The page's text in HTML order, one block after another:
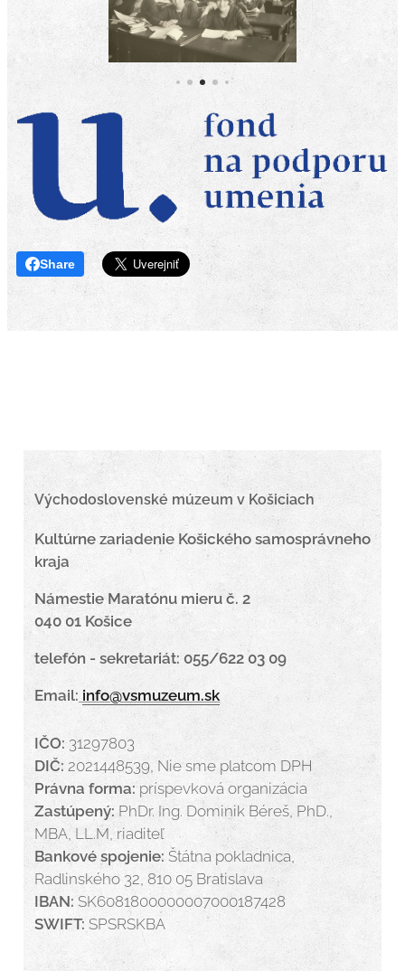
Share
Východoslovenské múzeum v Košiciach
Kultúrne zariadenie Košického samosprávneho
kraja
Námestie Maratónu mieru č. 2
040 01 Košice
telefón - sekretariát: 055/622 03 09
Email: info@vsmuzeum.sk
IČO:31297803
DIČ: 2021448539, Nie sme platcom DPH
Právna forma: príspevková organizácia
Zastúpený: PhDr. Ing. Dominik Béreš, PhD.,
MBA, LL.M, riaditeľ
Bankové spojenie: Štátna pokladnica,
Radlinského 32, 810 05 Bratislava
IBAN: SK6081800000007000187428
SWIFT: SPSRSKBA